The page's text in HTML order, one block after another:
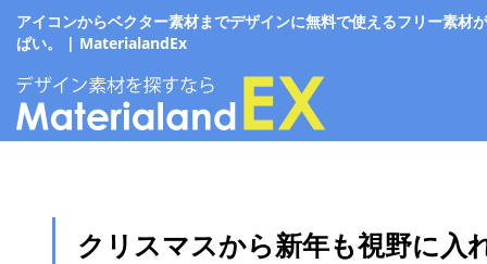
アイコンからベクター素材までデザインに無料で使えるフリー素材
ぱい。 | MaterialandEx
クリスマスから新年も視野に入